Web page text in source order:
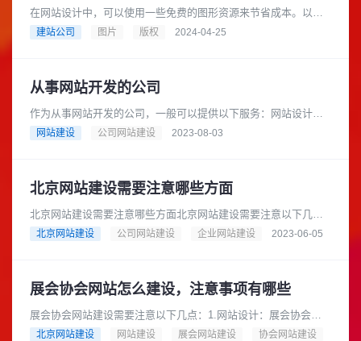
在网站设计中，可以使用一些免费的图形资源来节省成本。以下
是一些提供免费图形资源的网站，它们都可以用于商业目的：
建站公司 图片 版权 2024-04-25
从事网站开发的公司
作为从事网站开发的公司，一般可以提供以下服务：网站设计与
开发：根据客户需求，设计和建立符合其品牌形象和目标的网
网站建设 公司网站建设 2023-08-03
北京网站建设需要注意哪些方面
北京网站建设需要注意哪些方面北京网站建设需要注意以下几个
方面：网站设计：网站设计应该简洁明了，界面美观，易于用户
北京网站建设 公司网站建设 企业网站建设 2023-06-05
展会协会网站怎么建设，注意事项有哪些
展会协会网站建设需要注意以下几点：1.网站设计：展会协会网
站需要采用简洁、大气、美观的设计风格，突出展会协会的特点
北京网站建设 网站建设 展会网站建设 协会网站建设